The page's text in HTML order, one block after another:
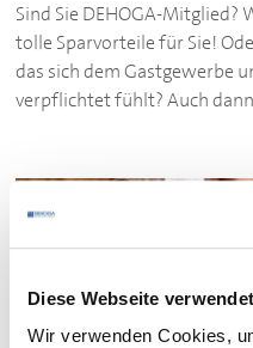
Diese Webseite
Wir verwenden Cookies,
Sind SieDEHOGA-Mitglied?
tolle Sparvorteile für Sie!
das sich dem Gastgewerbe
verpflichtet fühlt? Auch